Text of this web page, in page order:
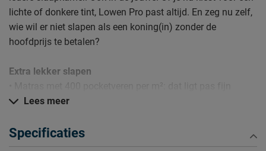
lichte of donkere tint, Lowen Pro past altijd. En zeg nu zelf,
wie wil er niet slapen als een koning(in) zonder de
hoofdprijs te betalen?
Extra lekker slapen
• Koudschuim topper voor perfecte ventilatie en geen kuilen
• Stevige box, belastbaar tot 120kg
Lees meer
Specificaties